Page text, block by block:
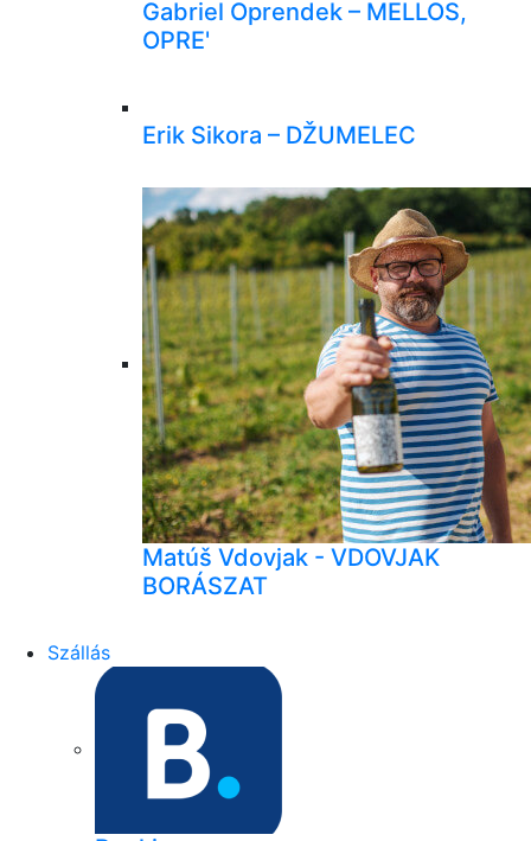
Gabriel Oprendek – MELLOS,
OPRE'
Erik Sikora – DŽUMELEC
Matúš Vdovjak - VDOVJAK
BORÁSZAT
Szállás